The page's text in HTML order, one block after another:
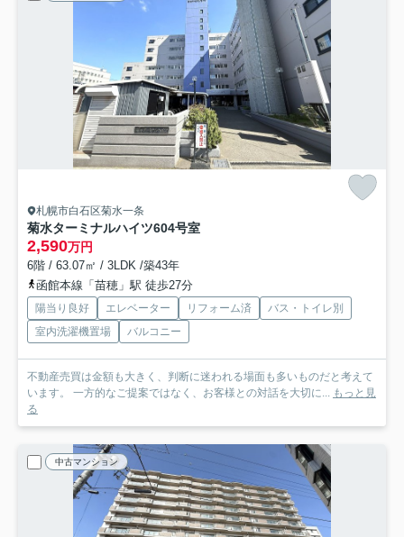
札幌市白石区菊水一条
菊水ターミナルハイツ604号室
2,590万円
6階 / 63.07㎡ / 3LDK /築43年
函館本線「苗穂」駅 徒歩27分
陽当り良好 エレベーター リフォーム済
バス・トイレ別
室内洗濯機置場
バルコニー
不動産売買は金額も大きく、判断に迷われる場面も多いものだと考えて
います。 一方的なご提案ではなく、お客様との対話を大切に... もっと見
る
中古マンション